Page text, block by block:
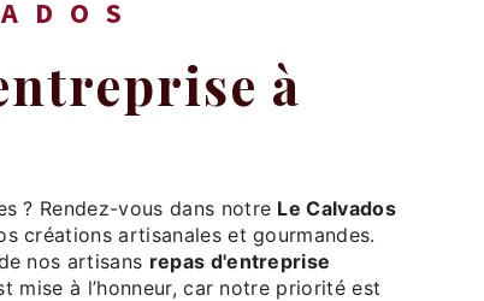
? Rendez-vous dans notre Le Calvados
créations artisanales et gourmandes.
nos artisans repas d'entreprise
mise à l’honneur, car notre priorité est